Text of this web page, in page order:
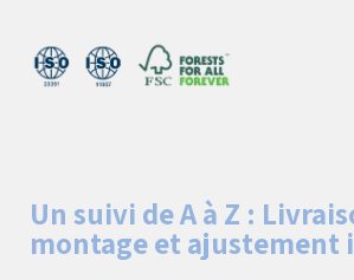
Un suivi de A à Z :
montage et ajustement